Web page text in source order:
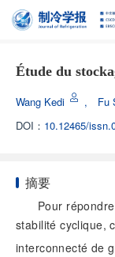
Étude du
Wang Kedi , Fu
DOI： 10.12465/
摘要
Pour
stabilité cyclique,
interconnecté de